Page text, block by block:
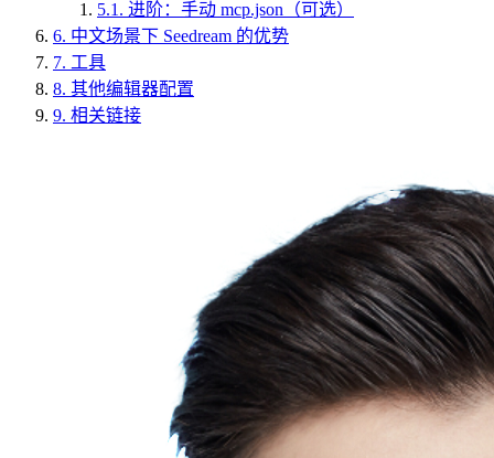
5.1. 进阶：手动 mcp.json（可选）
6. 中文场景下 Seedream 的优势
7. 工具
8. 其他编辑器配置
9. 相关链接